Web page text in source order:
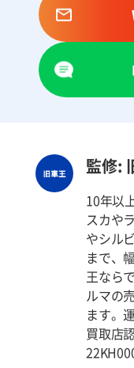
監修:
10年以
スカや
やシル
まで、
王なら
ルマの
ます。
買取店